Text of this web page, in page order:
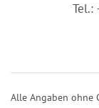
Tel.:
Alle Angaben ohne